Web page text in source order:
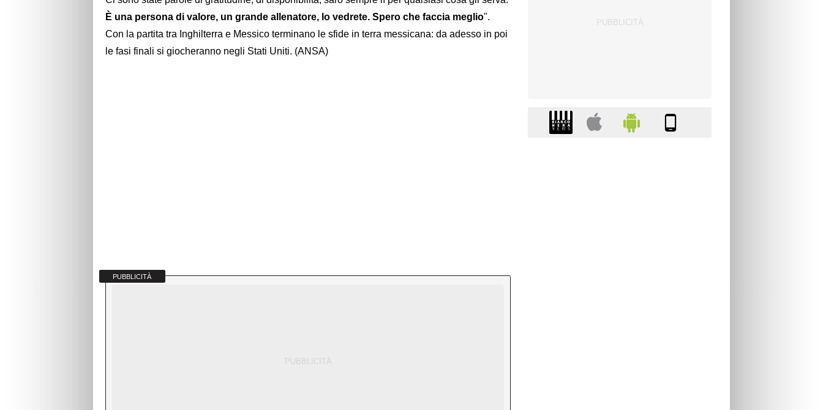
È una persona di valore, un grande allenatore, lo vedrete. Spero che faccia meglio".
Con la partita tra Inghilterra e Messico terminano le sfide in terra messicana: da adesso in poi
le fasi finali si giocheranno negli Stati Uniti. (ANSA)
PUBBLICITÀ